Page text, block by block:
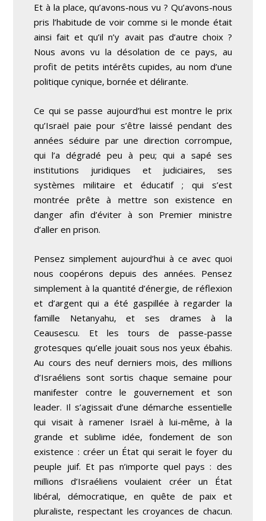
Et à la place, qu’avons-nous vu ? Qu’avons-nous
pris l’habitude de voir comme si le monde était
ainsi fait et qu’il n’y avait pas d’autre choix ?
Nous avons vu la désolation de ce pays, au
profit de petits intérêts cupides, au nom d’une
politique cynique, bornée et délirante.
Ce qui se passe aujourd’hui est montre le prix
qu’Israël paie pour s’être laissé pendant des
années séduire par une direction corrompue,
qui l’a dégradé peu à peu; qui a sapé ses
institutions juridiques et judiciaires, ses
systèmes militaire et éducatif ; qui s’est
montrée prête à mettre son existence en
danger afin d’éviter à son Premier ministre
d’aller en prison.
Pensez simplement aujourd’hui à ce avec quoi
nous coopérons depuis des années. Pensez
simplement à la quantité d’énergie, de réflexion
et d’argent qui a été gaspillée à regarder la
famille Netanyahu, et ses drames à la
Ceausescu. Et les tours de passe-passe
grotesques qu’elle jouait sous nos yeux ébahis.
Au cours des neuf derniers mois, des millions
d’Israéliens sont sortis chaque semaine pour
manifester contre le gouvernement et son
leader. Il s’agissait d’une démarche essentielle
qui visait à ramener Israël à lui-même, à la
grande et sublime idée, fondement de son
existence : créer un État qui serait le foyer du
peuple juif. Et pas n’importe quel pays : des
millions d’Israéliens voulaient créer un État
libéral, démocratique, en quête de paix et
pluraliste, respectant les croyances de chacun.